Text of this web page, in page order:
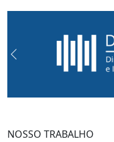
Previous
NOSSO TRABALHO